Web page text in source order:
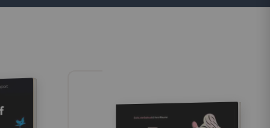
Antoine le
Tom
Qu'y a-